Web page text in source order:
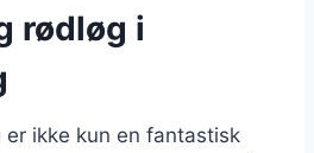
rødløg i
ikke kun en fantastisk